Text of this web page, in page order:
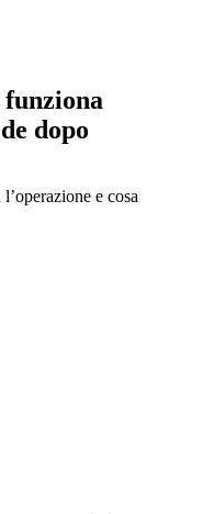
dopo
e cosa